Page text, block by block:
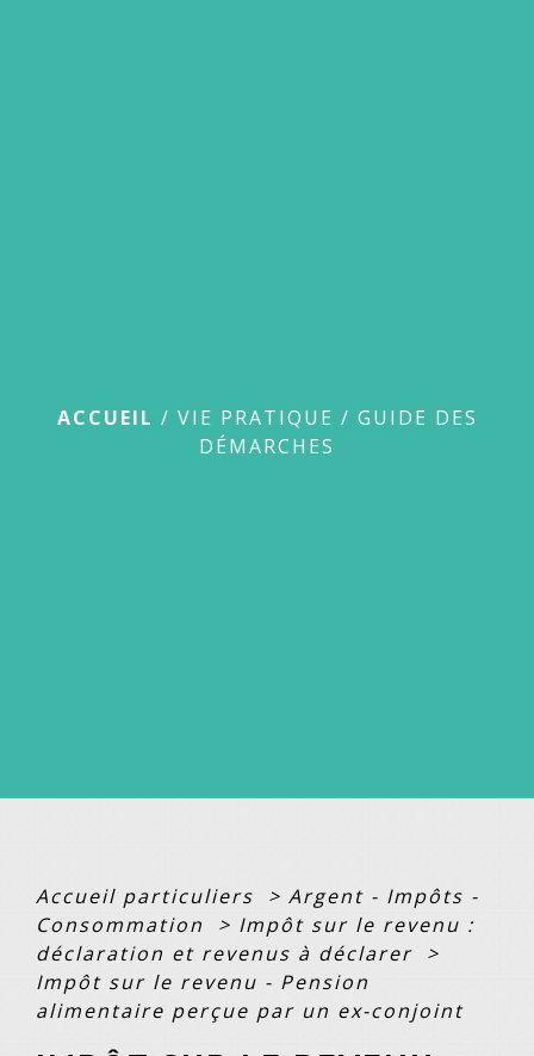
ACCUEIL / VIE PRATIQUE / GUIDE DES
DÉMARCHES
Accueil particuliers > Argent - Impôts -
Consommation
> Impôt sur le revenu :
déclaration et revenus à déclarer >
Impôt sur le revenu - Pension
alimentaire perçue par un ex-conjoint